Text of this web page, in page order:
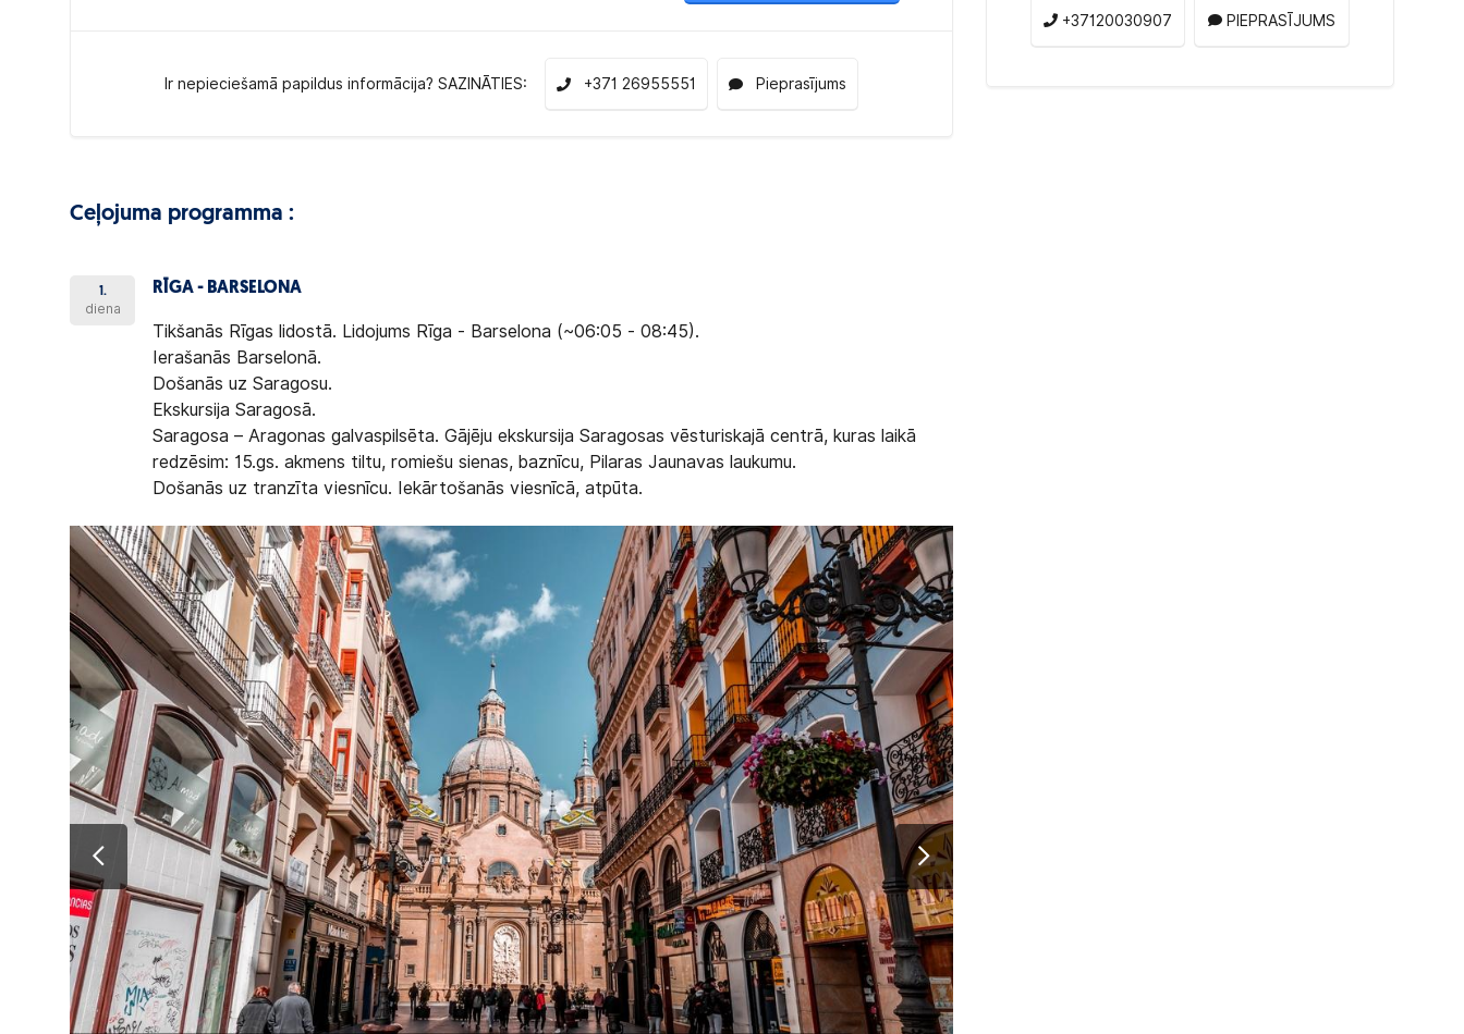
Ir nepieciešamā papildus informācija? SAZINĀTIES: +371 26955551 Pieprasījums
Ceļojuma programma :
1.
diena
RĪGA - BARSELONA
Tikšanās Rīgas lidostā. Lidojums Rīga - Barselona (~06:05 - 08:45).
Ierašanās Barselonā.
Došanās uz Saragosu.
Ekskursija Saragosā.
Saragosa – Aragonas galvaspilsēta. Gājēju ekskursija Saragosas vēsturiskajā centrā, kuras laikā
redzēsim: 15.gs. akmens tiltu, romiešu sienas, baznīcu, Pilaras Jaunavas laukumu.
Došanās uz tranzīta viesnīcu. Iekārtošanās viesnīcā, atpūta.
+37120030907 PIEPRASĪJUMS